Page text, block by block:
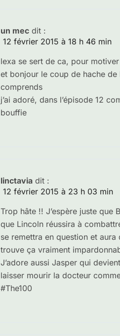
un mec dit :
12 février 2015 à 18 h 46 min
lexa se sert de ca, pour
et bonjour le coup de hache
comprends
j’ai adoré, dans l’épisode 12
bouffie
linctavia dit :
12 février 2015 à 23 h 03 min
Trop hâte !! J’espère juste que
que Lincoln réussira à
se remettra en question et
trouve ça vraiment
J’adore aussi Jasper qui
laisser mourir la docteur
#The100